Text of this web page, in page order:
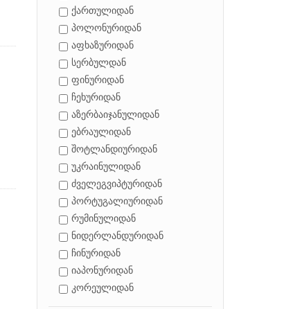
ქართულიდან
პოლონურიდან
აფხაზურიდან
სერბულდან
ფინურიდან
ჩეხურიდან
აზერბაიჯანულიდან
ებრაულიდან
შოტლანდიურიდან
უკრაინულიდან
ძველეგვიპტურიდან
პორტუგალიურიდან
რუმინულიდან
ნიდერლანდურიდან
ჩინურიდან
იაპონურიდან
კორეულიდან